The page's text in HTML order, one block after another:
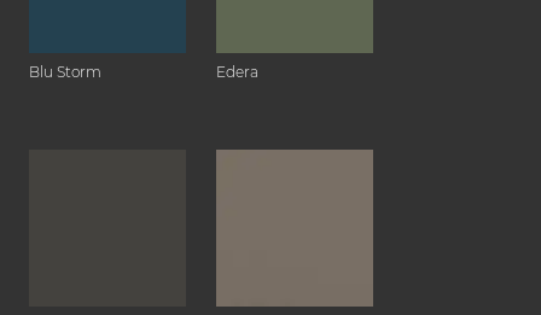
Blu Storm Edera